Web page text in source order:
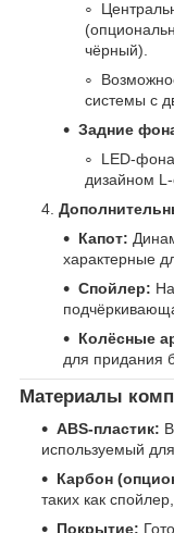
чёрный).
системы с
Задние
LED-
дизайном
Капот:
характерные
Спойлер:
Колёсные
для придания
Материалы
ABS-пластик:
используемый
Карбон
таких как
Покрытие: